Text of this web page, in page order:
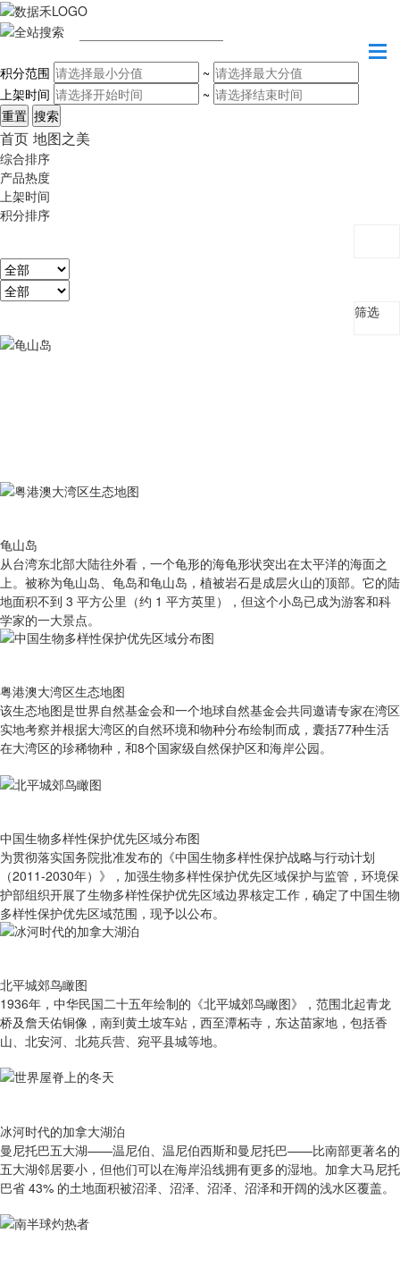
积分范围
~
上架时间
~
首页 地图之美
综合排序
产品热度
上架时间
积分排序
筛选
龟山岛
从台湾东北部大陆往外看，一个龟形的海龟形状突出在太平洋的海面之
上。被称为龟山岛、龟岛和龟山岛，植被岩石是成层火山的顶部。它的陆
地面积不到 3 平方公里（约 1 平方英里），但这个小岛已成为游客和科
学家的一大景点。
粤港澳大湾区生态地图
该生态地图是世界自然基金会和一个地球自然基金会共同邀请专家在湾区
实地考察并根据大湾区的自然环境和物种分布绘制而成，囊括77种生活
在大湾区的珍稀物种，和8个国家级自然保护区和海岸公园。
中国生物多样性保护优先区域分布图
为贯彻落实国务院批准发布的《中国生物多样性保护战略与行动计划
（2011-2030年）》，加强生物多样性保护优先区域保护与监管，环境保
护部组织开展了生物多样性保护优先区域边界核定工作，确定了中国生物
多样性保护优先区域范围，现予以公布。
北平城郊鸟瞰图
1936年，中华民国二十五年绘制的《北平城郊鸟瞰图》，范围北起青龙
桥及詹天佑铜像，南到黄土坡车站，西至潭柘寺，东达苗家地，包括香
山、北安河、北苑兵营、宛平县城等地。
冰河时代的加拿大湖泊
曼尼托巴五大湖——温尼伯、温尼伯西斯和曼尼托巴——比南部更著名的
五大湖邻居要小，但他们可以在海岸沿线拥有更多的湿地。加拿大马尼托
巴省 43% 的土地面积被沼泽、沼泽、沼泽、沼泽和开阔的浅水区覆盖。